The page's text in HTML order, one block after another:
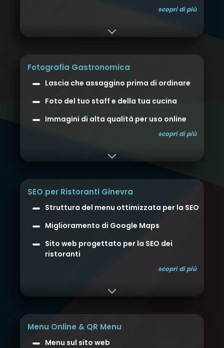
scopri di più
Fotografia Gastronomica
Lascia che assaggino prima di ordinare
Foto del tuo staff e della tua cucina
Immagini di alta qualità per uso online
scopri di più
SEO per Ristoranti Ginevra
Struttura del menu ottimizzata per la SEO
Miglioramento di Google Maps
Sito web progettato per la SEO dei
ristoranti
scopri di più
Menu Online & QR Menu
Menu sul sito web